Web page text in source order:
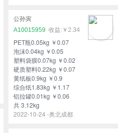
公孙寅
A10015959
￥2.34
PET瓶0.05kg ￥0.07
泡沫0.04kg ￥0.05
塑料袋膜0.07kg ￥0.02
硬质塑料0.22kg ￥0.07
黄纸板0.9kg ￥0.9
综合纸1.83kg ￥1.17
铝拉罐0.01kg ￥0.06
共 3.12kg
2022-10-24 -奥北成都